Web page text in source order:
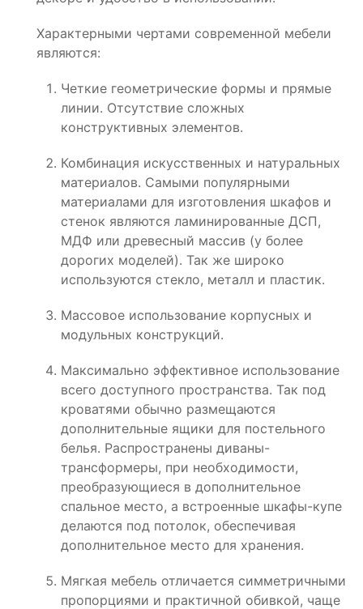
Характерными чертами современной мебели
являются:
Четкие геометрические формы и прямые
линии. Отсутствие сложных
конструктивных элементов.
Комбинация искусственных и натуральных
материалов. Самыми популярными
материалами для изготовления шкафов и
стенок являются ламинированные ДСП,
МДФ или древесный массив (у более
дорогих моделей). Так же широко
используются стекло, металл и пластик.
Массовое использование корпусных и
модульных конструкций.
Максимально эффективное использование
всего доступного пространства. Так под
кроватями обычно размещаются
дополнительные ящики для постельного
белья. Распространены диваны-
трансформеры, при необходимости,
преобразующиеся в дополнительное
спальное место, а встроенные шкафы-купе
делаются под потолок, обеспечивая
дополнительное место для хранения.
Мягкая мебель отличается симметричными
пропорциями и практичной обивкой, чаще